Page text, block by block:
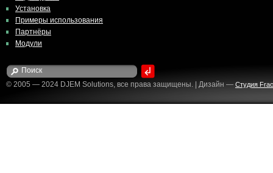
Установка
Примеры использования
Партнёры
Модули
© 2005 — 2024 DJEM Solutions, все права защищены. | Дизайн — Студия